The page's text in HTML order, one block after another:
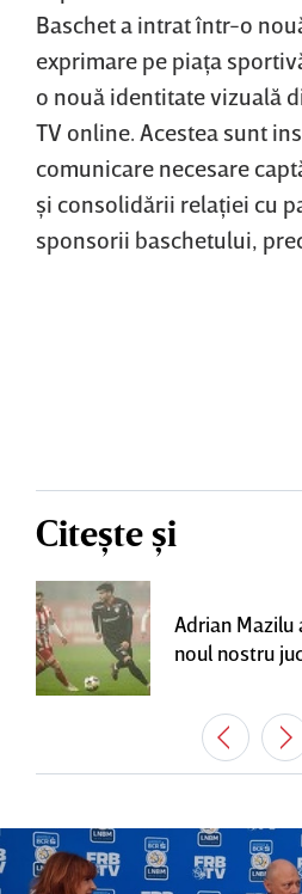
Baschet a intrat într-o
exprimare pe piaţa
o nouă identitate vizuală
TV online. Acestea sunt
comunicare necesare
şi consolidării relaţiei cu
sponsorii baschetului,
Citește și
Adrian Mazilu
noul nostru